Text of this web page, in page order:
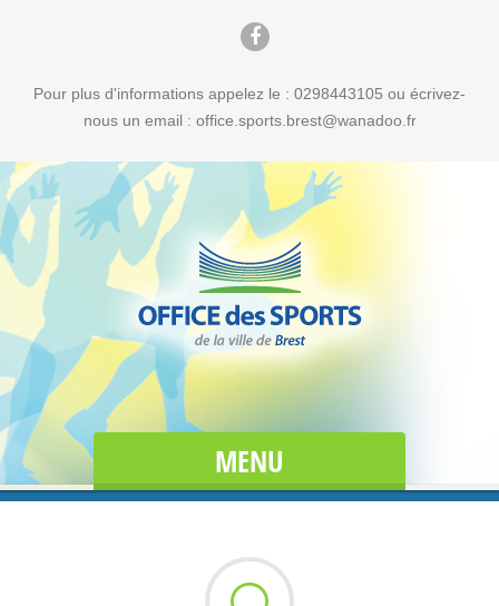
Pour plus d'informations appelez le : 0298443105 ou écrivez-
nous un email : office.sports.brest@wanadoo.fr
MENU